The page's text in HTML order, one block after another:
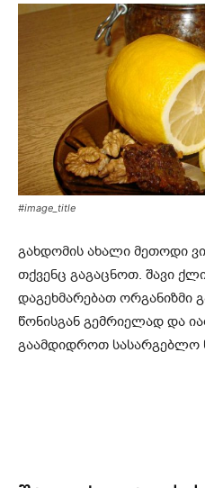
#image_title
გახდომის ახალი მეთოდი
თქვენც გაგაცნოთ. შავი
დაგეხმარებათ ორგანიზმი
წონისგან გემრიელად და
გაამდიდროთ სასარგებლო